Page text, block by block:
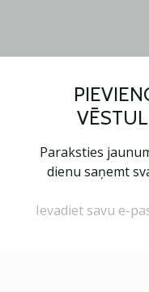
Paraksties
dienu saņemt